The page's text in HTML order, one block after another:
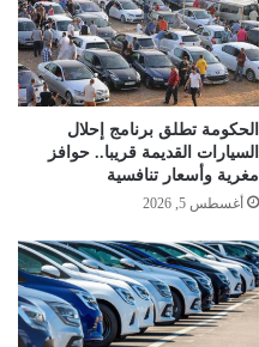
الحكومة تطلق برنامج إحلال
السيارات القديمة قريبا.. حوافز
مغرية وأسعار تنافسية
أغسطس 5, 2026